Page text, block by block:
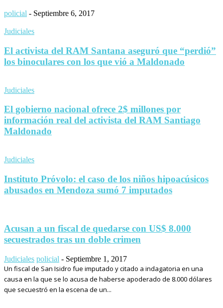
policial - Septiembre 6, 2017
Judiciales
El activista del RAM Santana aseguró que “perdió”
los binoculares con los que vió a Maldonado
Judiciales
El gobierno nacional ofrece 2$ millones por
información real del activista del RAM Santiago
Maldonado
Judiciales
Instituto Próvolo: el caso de los niños hipoacúsicos
abusados en Mendoza sumó 7 imputados
Acusan a un fiscal de quedarse con US$ 8.000
secuestrados tras un doble crimen
Judiciales policial - Septiembre 1, 2017
Un fiscal de San Isidro fue imputado y citado a indagatoria en una
causa en la que se lo acusa de haberse apoderado de 8.000 dólares
que secuestró en la escena de un...